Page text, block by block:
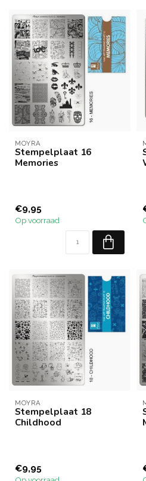
MOYRA
Stempelplaat 16
Memories
€9,95
Op voorraad
MOYRA
Stempelplaat 18
Childhood
€9,95